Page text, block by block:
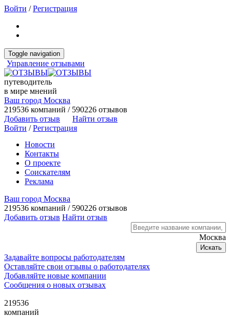
Войти /Регистрация
Toggle navigation
Управление отзывами
путеводитель
в мире мнений
Ваш город Москва
219536 компаний / 590226 отзывов
Добавить отзыв
Найти отзыв
Войти /Регистрация
Новости
Контакты
О проекте
Соискателям
Реклама
Ваш город Москва
219536 компаний / 590226 отзывов
Добавить отзыв Найти отзыв
Москва
Искать
Задавайте вопросы работодателям
Оставляйте свои отзывы о работодателях
Добавляйте новые компании
Сообщения о новых отзывах
219536
компаний